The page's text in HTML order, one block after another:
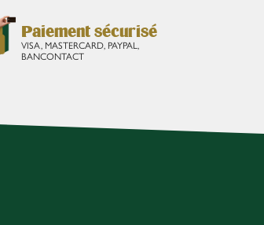
Paiement sécurisé
VISA, MASTERCARD, PAYPAL,
BANCONTACT